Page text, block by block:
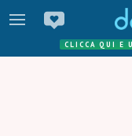
CLICCA QUI E